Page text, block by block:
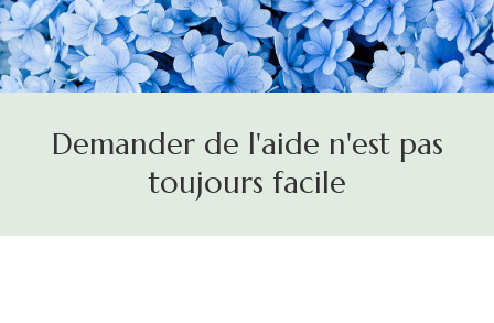
Demander de l'aide n'est pas
toujours facile